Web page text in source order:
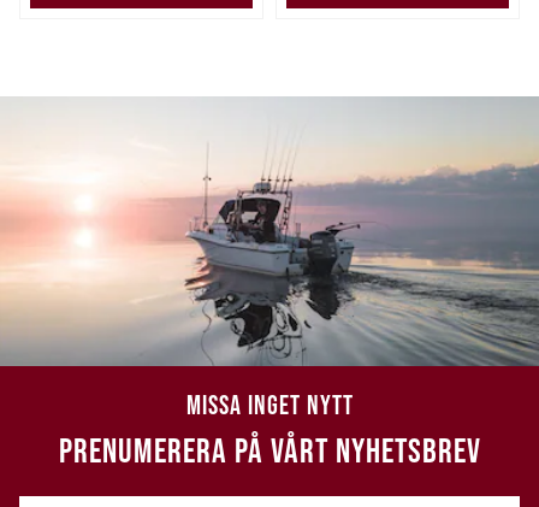
MISSA INGET NYTT
PRENUMERERA PÅ VÅRT NYHETSBREV